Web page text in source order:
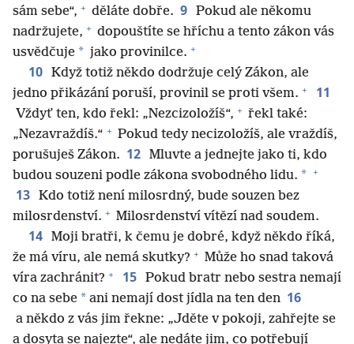
sám sebe“, + děláte dobře. 9 Pokud ale někomu
nadržujete, + dopouštíte se hříchu a tento zákon vás
usvědčuje * jako provinilce. +
10 Když totiž někdo dodržuje celý Zákon, ale
jedno přikázání poruší, provinil se proti všem. + 11
Vždyť ten, kdo řekl: „Nezcizoložíš“, + řekl také:
„Nezavraždíš.“ + Pokud tedy necizoložíš, ale vraždíš,
porušuješ Zákon. 12 Mluvte a jednejte jako ti, kdo
budou souzeni podle zákona svobodného lidu. * +
13 Kdo totiž není milosrdný, bude souzen bez
milosrdenství. + Milosrdenství vítězí nad soudem.
14 Moji bratři, k čemu je dobré, když někdo říká,
že má víru, ale nemá skutky? + Může ho snad taková
víra zachránit? + 15 Pokud bratr nebo sestra nemají
co na sebe * ani nemají dost jídla na ten den 16
a někdo z vás jim řekne: „Jděte v pokoji, zahřejte se
a dosyta se najezte“, ale nedáte jim, co potřebují